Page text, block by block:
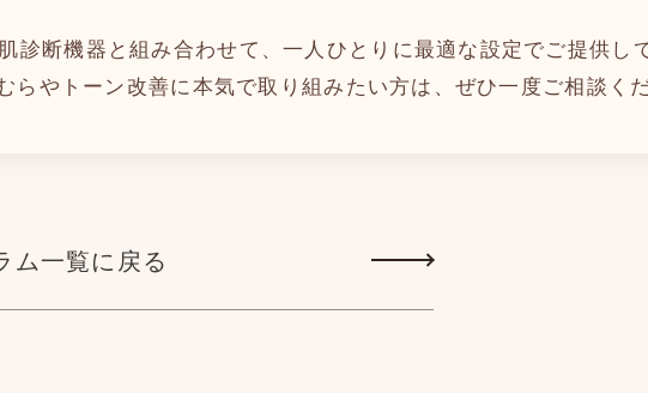
診断機器と組み合わせて、一人ひとりに最適な設定でご提供し
やトーン改善に本気で取り組みたい方は、ぜひ一度ご相談くだ
ム一覧に戻る